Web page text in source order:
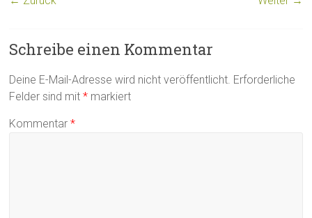
Schreibe einen Kommentar
Deine E-Mail-Adresse wird nicht veröffentlicht. Erforderliche
Felder sind mit* markiert
Kommentar*